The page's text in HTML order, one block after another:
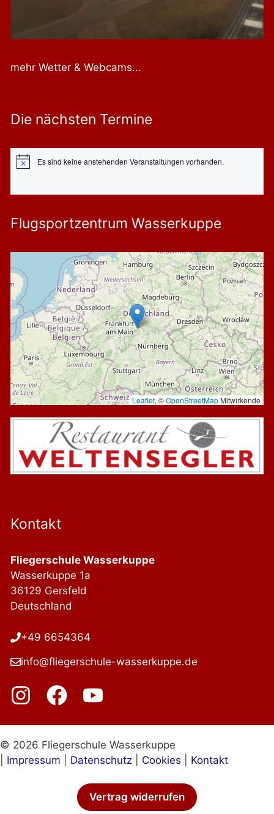
mehr Wetter & Webcams...
Die nächsten Termine
HinweisEs sind keine anstehenden Veranstaltungen vorhanden.
Flugsportzentrum Wasserkuppe
Leaflet, ©OpenStreetMapMitwirkende
Kontakt
Fliegerschule Wasserkuppe
Wasserkuppe 1a
36129 Gersfeld
Deutschland
+49 6654364
info@fliegerschule-wasserkuppe.de
© 2026 Fliegerschule Wasserkuppe
Impressum Datenschutz Cookies Kontakt
Vertrag widerrufen